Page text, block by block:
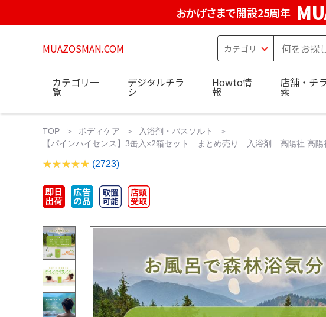
おかげさまで開設25周年
MUAZOSMAN.COM
カテゴリ一
覧
デジタルチラ
シ
Howto情
報
店舗・チ
索
TOP ボディケア
入浴剤・バスソルト
【パインハイセンス】3缶入×2箱セット まとめ売り 入浴剤 高陽社 高陽
(2723)